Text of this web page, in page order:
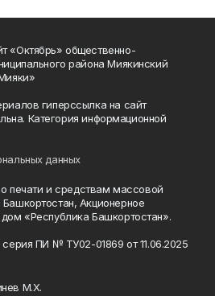
«Октябрь» общественно-
района Миякинский
гиперссылка на сайт
Категория информационной
данных
печати и средствам массовой
Акционерное
«Республика Башкортостан».
ПИ № ТУ02-01869 от 11.06.2025
М.Х.